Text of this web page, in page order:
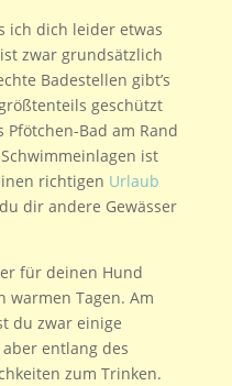
ich dich leider etwas
zwar grundsätzlich
Badestellen gibt’s
geschützt
Bad am Rand
ist
richtigen Urlaub
dir andere Gewässer
für deinen Hund
warmen Tagen. Am
du zwar einige
entlang des
zum Trinken.